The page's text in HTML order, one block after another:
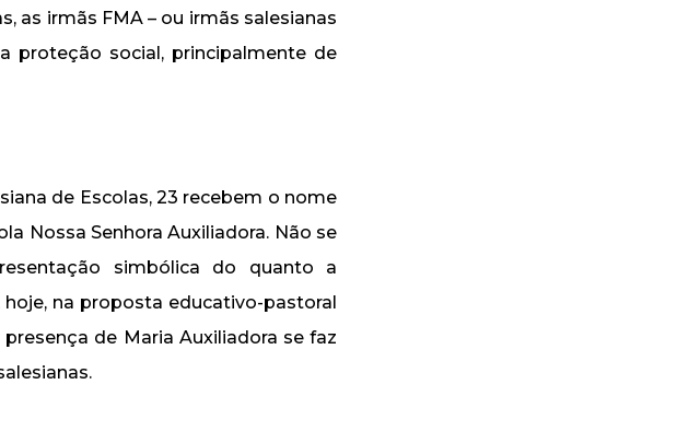
as irmãs FMA – ou irmãs salesianas
proteção social, principalmente de
de Escolas, 23 recebem o nome
Nossa Senhora Auxiliadora. Não se
simbólica do quanto a
hoje, na proposta educativo-pastoral
de Maria Auxiliadora se faz